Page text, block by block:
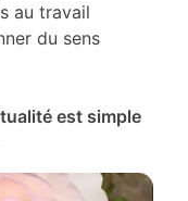
au travail
du sens
est simple